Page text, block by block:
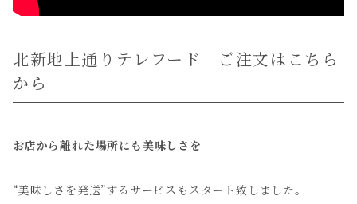
北新地上通りテレフード ご注文はこちら
から
お店から離れた場所にも美味しさを
“美味しさを発送”するサービスもスタート致しました。